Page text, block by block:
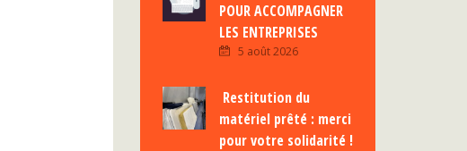
POUR ACCOMPAGNER
LES ENTREPRISES
5 août 2026
Restitution du
matériel prêté : merci
pour votre solidarité !